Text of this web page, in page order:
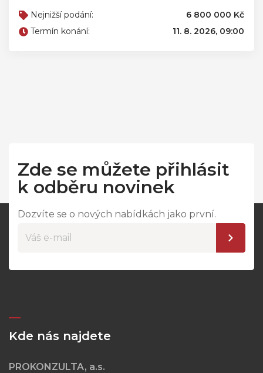
Nejnižší podání:
6 800 000 Kč
Termín konání:
11. 8. 2026, 09:00
Zde se můžete přihlásit
k odběru novinek
Dozvíte se o nových nabídkách jako první.
Kde nás najdete
PROKONZULTA, a.s.